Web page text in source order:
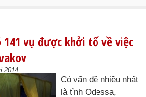
141 vụ được khởi tố về việc
2014
Có vấn đề nhiều nhất
là tỉnh Odessa,